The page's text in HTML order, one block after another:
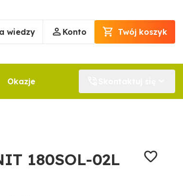
wiedzy Konto Twój koszyk
Okazje
180SOL-02L